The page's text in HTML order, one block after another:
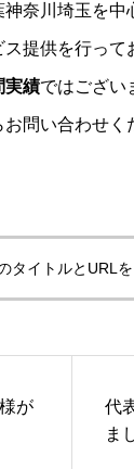
奈川埼玉を
提供を行って
実績ではござい
問い合わせく
タイトルとURL
が
代
ま